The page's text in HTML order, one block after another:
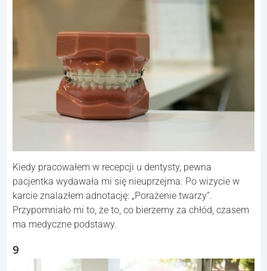
Kiedy pracowałem w recepcji u dentysty, pewna
pacjentka wydawała mi się nieuprzejma. Po wizycie w
karcie znalazłem adnotację: „Porażenie twarzy”.
Przypomniało mi to, że to, co bierzemy za chłód, czasem
ma medyczne podstawy.
9